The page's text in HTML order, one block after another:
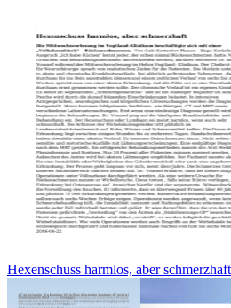
Hexenschuss harmlos, aber